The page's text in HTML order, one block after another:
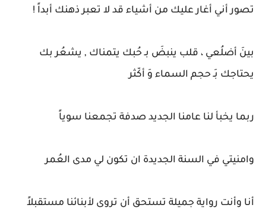
تصور أني أغار عليك من أشياء قد لا تعبر ذهنك أبداً !
بينَ أضلُعي ، قلب ينبضَ بـ حُبك يتمناك , يشعُر بك
يحتاجك بَـ حجم السماء وَ أكّثر
ربما يخبأ لنا عامنا الجديد صدفة تجمعنا سوياً
وامنيتي في السنة الجديدة ان تكون لي مدى العُمر
أنا وأنت رواية جميلة تستحق أن تروى لأبنائنا مستقبلاً